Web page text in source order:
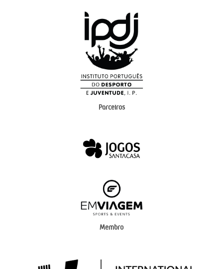
Parceiros
Membro